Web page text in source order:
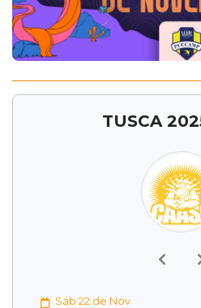
TUSCA
Sáb 22 de Nov